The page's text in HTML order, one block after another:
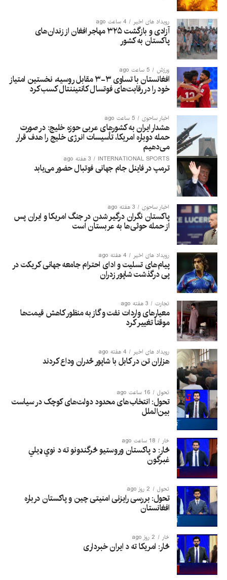
رویداد های اخیر 4 ساعت ago
آزادی و بازگشت ۳۲۵ مهاجر افغان از زندان‌های
پاکستان به کشور
ورزش 5 ساعت ago
افغانستان با تساوی ۳-۳ مقابل روسیه، نخستین امتیاز
خود را در رقابت‌های فوتسال کانتیننتال کسب کرد
اخبار ساحوی 5 ساعت ago
هشدار ایران به کشورهای عربی حوزه خلیج: در صورت
حمله دوباره امریکا، تأسیسات انرژی خلیج را هدف قرار
می‌دهیم
INTERNATIONAL SPORTS 3 هفته ago
ترمپ در فاینل جام جهانی فوتبال حضور می‌یابد
اخبار ساحوی 3 هفته ago
پاکستان نگران درگیر شدن در جنگ امریکا و ایران پس
از حمله حوثی‌ها به عربستان است
رویداد های اخیر 4 هفته ago
پیام‌های تسلیت و ادای احترام جامعه جهانی کریکت در
پی درگذشت شاپور زدران
تجارت 3 هفته ago
معیارهای واردات نفت و گاز به منظور کاهش قیمت‌ها
موقتاً تغییر کرد
رویداد های اخیر 4 هفته ago
هزاران تن در کابل با شاپور ځدران وداع کردند
تحول 16 ساعت ago
تحول: انتخاب‌های محدود دولت‌های کوچک در سیاست
بین‌الملل
څار 18 ساعت ago
څار: د پاکستان وروستیو څرگندونو ته د نوي ډیلي
غبرگون
تحول 2 روز ago
تحول: بررسی رایزنی امنیتی چین و پاکستان درباره
افغانستان
څار 2 روز ago
څار: امریکا ته د ایران خبرداری